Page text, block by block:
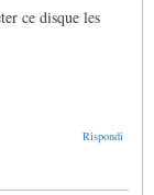
ce disque les
Rispondi